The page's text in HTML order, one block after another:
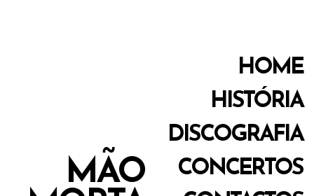
MÃO
HOME
HISTÓRIA
DISCOGRAFIA
CONCERTOS